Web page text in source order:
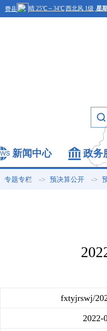
新闻中心 政务
专题专栏 -> 预决算公开 ->
fxtyjrswj/
2022-